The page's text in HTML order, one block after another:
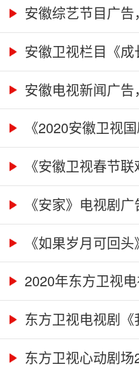
及...安徽综艺节目广告
广...安徽卫视栏目《
安徽电视新闻广
《2020安徽卫视
《安徽卫视春节
《安家》电视剧
视...《如果岁月可回
格...2020年东方卫视
东方卫视电视剧
告...东方卫视心动剧